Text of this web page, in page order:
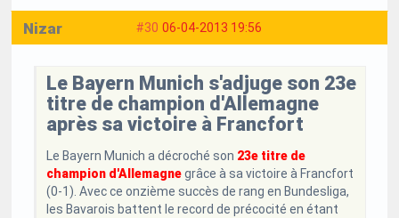
#30 06-04-2013 19:56
Nizar
Le Bayern Munich s'adjuge son 23e
titre de champion d'Allemagne
après sa victoire à Francfort
Le Bayern Munich a décroché son 23e titre de
champion d'Allemagnegrâce à sa victoire à Francfort
(0-1). Avec ce onzième succès de rang en Bundesliga,
les Bavarois battent le record de précocité en étant